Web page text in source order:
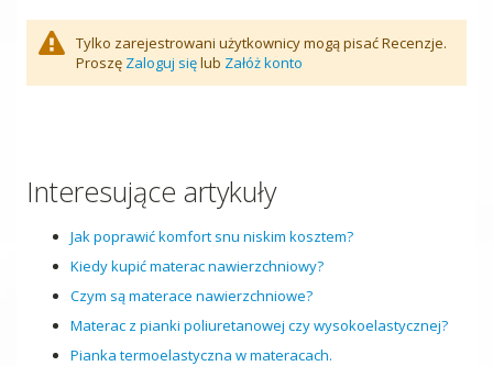
Tylko zarejestrowani użytkownicy mogą pisać Recenzje.
Proszę Zaloguj sięlub Załóż konto
Interesujące artykuły
Jak poprawić komfort snu niskim kosztem?
Kiedy kupić materac nawierzchniowy?
Czym są materace nawierzchniowe?
Materac z pianki poliuretanowej czy wysokoelastycznej?
Pianka termoelastyczna w materacach.